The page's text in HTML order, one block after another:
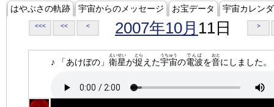
はやぶさの軌跡 宇宙からのメッセージ お宝データ 宇宙カレン
<<< << < 2007年10月 11日 >
♪ 「あけぼの」 衛星
えいせい
が捉
とら
えた宇宙
うちゅう
の電波
でんぱ
を音
おと
にしました。